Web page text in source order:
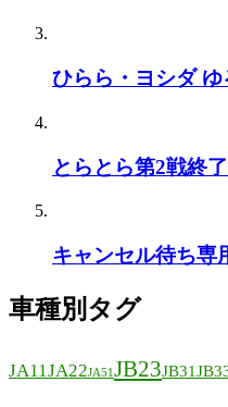
ひらら・ヨシダ
とらとら第2戦終
キャンセル待ち専
車種別タグ
JA11JA22JA51 JB23JB31